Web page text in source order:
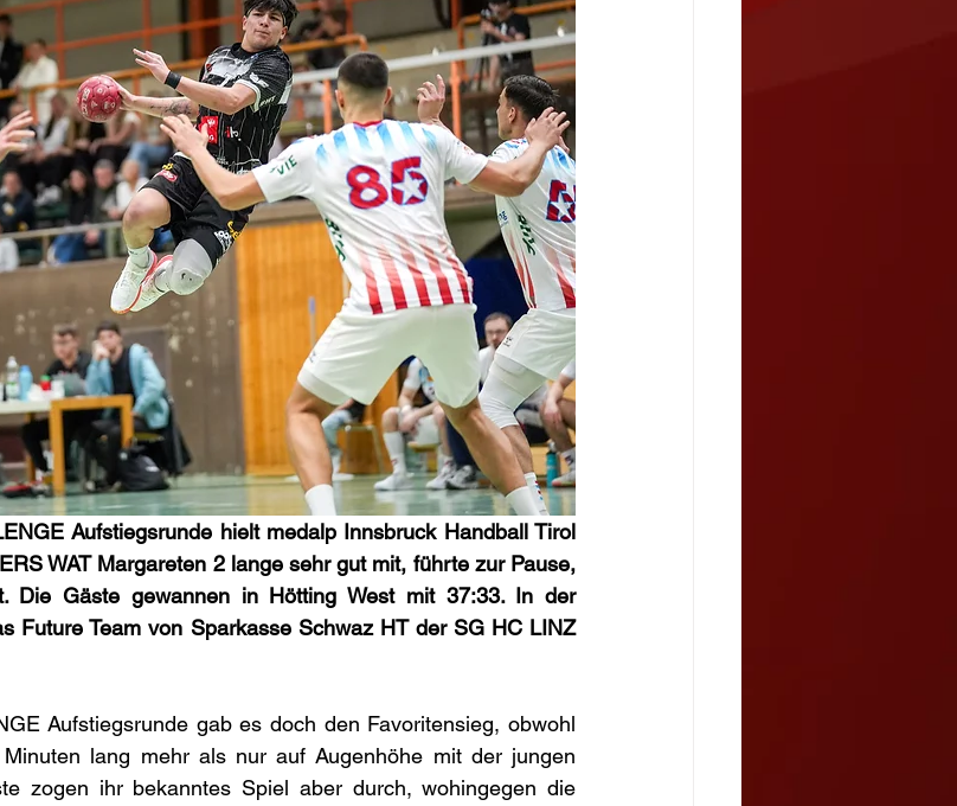
Aufstiegsrunde hielt medalp Innsbruck Handball Tirol
WAT Margareten 2 lange sehr gut mit, führte zur Pause,
Die Gäste gewannen in Hötting West mit 37:33. In der
Future Team von Sparkasse Schwaz HT der SG HC LINZ
Aufstiegsrunde gab es doch den Favoritensieg, obwohl
lang mehr als nur auf Augenhöhe mit der jungen
zogen ihr bekanntes Spiel aber durch, wohingegen die